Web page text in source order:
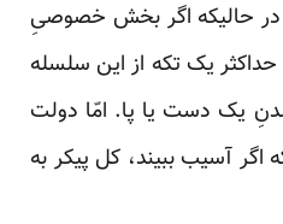
حالیکه اگر بخش خصوصیِ
یک تکه از این سلسله
یک دست یا پا. امّا دولت
آسیب ببیند، کل پیکر به